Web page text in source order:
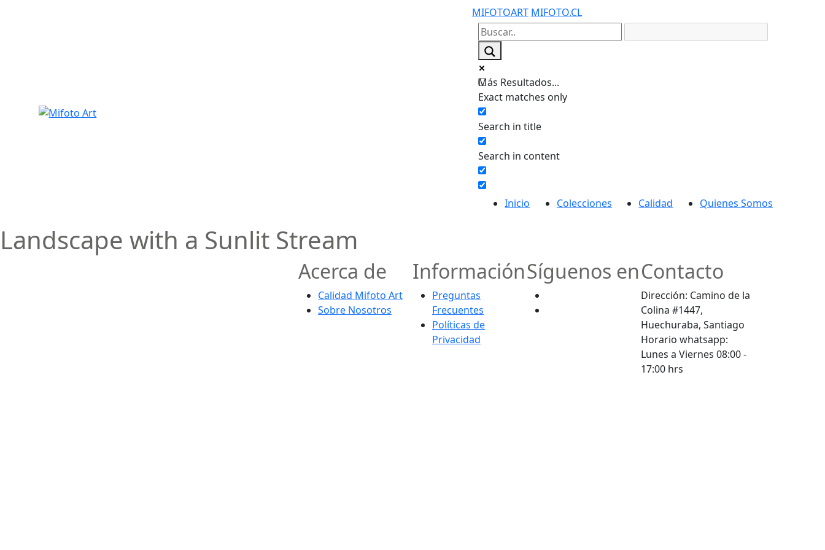
MIFOTOART MIFOTO.CL
Más Resultados...
Exact matches only
Search in title
Search in content
Inicio Colecciones Calidad Quienes Somos
Landscape with a Sunlit Stream
Acerca de
Calidad Mifoto Art
Sobre Nosotros
Información
Preguntas
Frecuentes
Políticas de
Privacidad
Síguenos enContacto
Dirección: Camino de la
Colina #1447,
Huechuraba, Santiago
Horario whatsapp:
Lunes a Viernes 08:00 -
17:00 hrs